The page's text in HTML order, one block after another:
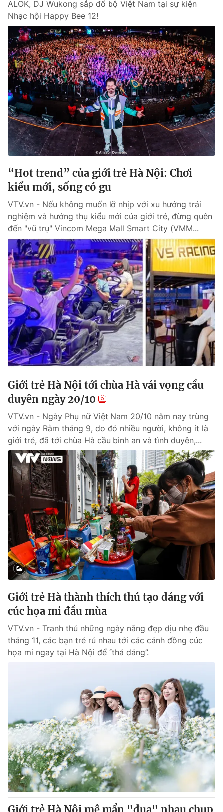
Liên hệ tòa soạn English
THỜI BÁO VTV
Theo dõi báo trên
Cơ quan chủ quản:
Đài Truyền hình Việt Nam
Cơ quan báo chí:
Thời báo VTV
Giấy phép hoạt động báo in và báo điện tử số 483/GP-BTTTT
cấp ngày 29/12/2023
Tổng Biên tập:Vũ Thanh Thủy
Phó Tổng Biên tập:Nguyễn Thị Mỹ Hạnh, Phạm Quốc Thắng,
Tổng đài VTV:
024.38 355 931 - 024.38 355 932
Ðiện thoại Thời báo VTV: 024.66 897 897
Email:toasoan@vtv.vn
Liên hệ quảng cáo:024-7300.7108
® Cấm sao chép dưới mọi hình thức nếu không có sự chấp
thuận bằng văn bản. Ghi rõ nguồn VTV.vn khi phát hành lại
thông tin từ website này.
ALOK, DJ Wukong sắp đổ bộ Việt Nam tại sự kiện
Nhạc hội Happy Bee 12!
“Hot trend” của giới trẻ Hà Nội: Chơi
kiểu mới, sống có gu
VTV.vn - Nếu không muốn lỡ nhịp với xu hướng trải
nghiệm và hưởng thụ kiểu mới của giới trẻ, đừng quên
đến "vũ trụ" Vincom Mega Mall Smart City (VMM...
Giới trẻ Hà Nội tới chùa Hà vái vọng cầu
duyên ngày 20/10
VTV.vn - Ngày Phụ nữ Việt Nam 20/10 năm nay trùng
với ngày Rằm tháng 9, do đó nhiều người, không ít là
giới trẻ, đã tới chùa Hà cầu bình an và tình duyên,...
Giới trẻ Hà thành thích thú tạo dáng với
cúc họa mi đầu mùa
VTV.vn - Tranh thủ những ngày nắng đẹp dịu nhẹ đầu
tháng 11, các bạn trẻ rủ nhau tới các cánh đồng cúc
họa mi ngay tại Hà Nội để “thả dáng”.
Giới trẻ Hà Nội mê mẩn "đua" nhau chụp